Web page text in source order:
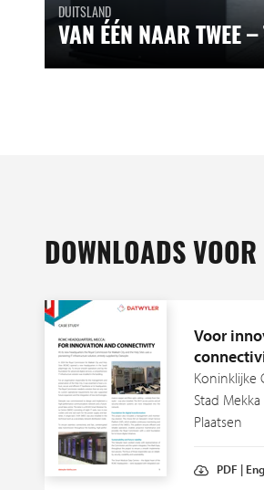
DUITSLAND
VAN ÉÉN NAAR TWEE
DOWNLOADS VOOR
Voor
Koninklijke
Stad
Plaatsen
PDF |